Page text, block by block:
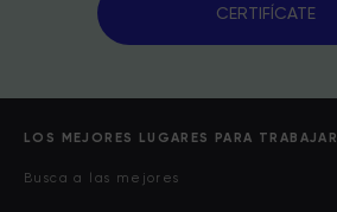
CERTIFÍCATE
LOS MEJORES LUGARES PARA TRABAJAR
Busca a las mejores